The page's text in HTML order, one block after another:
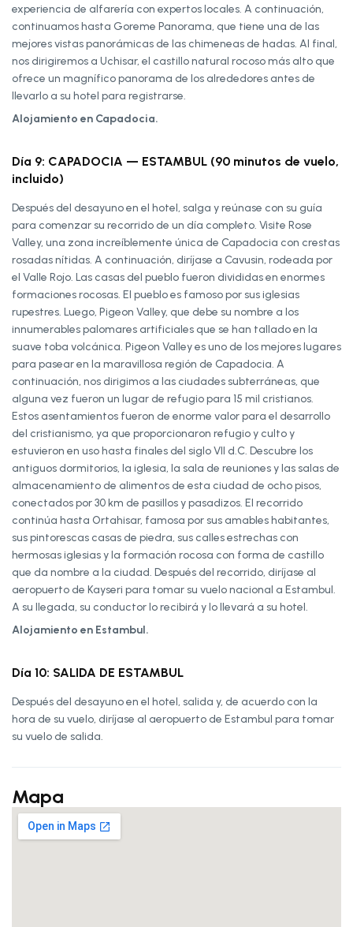
experiencia de alfarería con expertos locales. A continuación,
continuamos hasta Goreme Panorama, que tiene una de las
mejores vistas panorámicas de las chimeneas de hadas. Al final,
nos dirigiremos a Uchisar, el castillo natural rocoso más alto que
ofrece un magnífico panorama de los alrededores antes de
llevarlo a su hotel para registrarse.
Alojamiento en Capadocia.
Día 9: CAPADOCIA — ESTAMBUL (90 minutos de vuelo,
incluido)
Después del desayuno en el hotel, salga y reúnase con su guía
para comenzar su recorrido de un día completo. Visite Rose
Valley, una zona increíblemente única de Capadocia con crestas
rosadas nítidas. A continuación, diríjase a Cavusin, rodeada por
el Valle Rojo. Las casas del pueblo fueron divididas en enormes
formaciones rocosas. El pueblo es famoso por sus iglesias
rupestres. Luego, Pigeon Valley, que debe su nombre a los
innumerables palomares artificiales que se han tallado en la
suave toba volcánica. Pigeon Valley es uno de los mejores lugares
para pasear en la maravillosa región de Capadocia. A
continuación, nos dirigimos a las ciudades subterráneas, que
alguna vez fueron un lugar de refugio para 15 mil cristianos.
Estos asentamientos fueron de enorme valor para el desarrollo
del cristianismo, ya que proporcionaron refugio y culto y
estuvieron en uso hasta finales del siglo VII d.C. Descubre los
antiguos dormitorios, la iglesia, la sala de reuniones y las salas de
almacenamiento de alimentos de esta ciudad de ocho pisos,
conectados por 30 km de pasillos y pasadizos. El recorrido
continúa hasta Ortahisar, famosa por sus amables habitantes,
sus pintorescas casas de piedra, sus calles estrechas con
hermosas iglesias y la formación rocosa con forma de castillo
que da nombre a la ciudad. Después del recorrido, diríjase al
aeropuerto de Kayseri para tomar su vuelo nacional a Estambul.
A su llegada, su conductor lo recibirá y lo llevará a su hotel.
Alojamiento en Estambul.
Día 10: SALIDA DE ESTAMBUL
Después del desayuno en el hotel, salida y, de acuerdo con la
hora de su vuelo, diríjase al aeropuerto de Estambul para tomar
su vuelo de salida.
Mapa